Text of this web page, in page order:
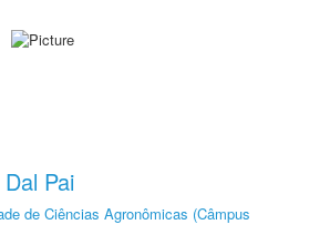
Pai
de Ciências Agronômicas (Câmpus